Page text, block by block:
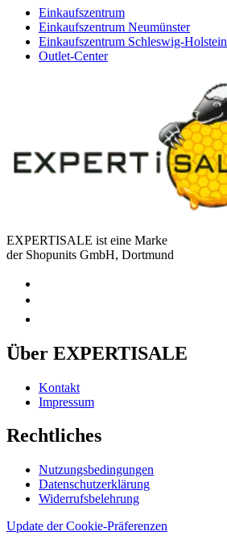
Einkaufszentrum
Einkaufszentrum Neumünster
Einkaufszentrum Schleswig-Holstein
Outlet-Center
EXPERTISALE ist eine Marke
der Shopunits GmbH, Dortmund
Über EXPERTISALE
Kontakt
Impressum
Rechtliches
Nutzungsbedingungen
Datenschutzerklärung
Widerrufsbelehrung
Update der Cookie-Präferenzen